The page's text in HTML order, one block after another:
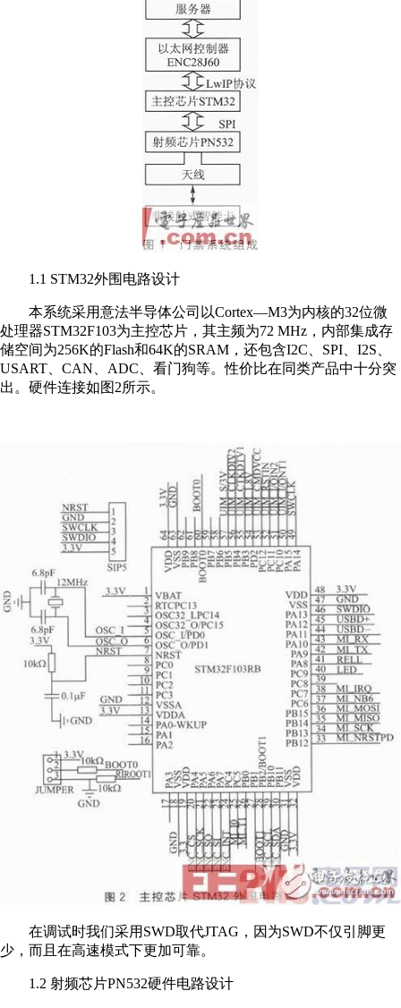
1.1 STM32外围电路设计
本系统采用意法半导体公司以Cortex—M3为内核的32位微
处理器STM32F103为主控芯片，其主频为72 MHz，内部集成存
储空间为256K的Flash和64K的SRAM，还包含I2C、SPI、I2S、
USART、CAN、ADC、看门狗等。性价比在同类产品中十分突
出。硬件连接如图2所示。
在调试时我们采用SWD取代JTAG，因为SWD不仅引脚更
少，而且在高速模式下更加可靠。
1.2 射频芯片PN532硬件电路设计